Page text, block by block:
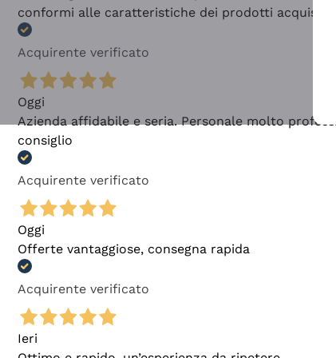
conformi alle caratteristiche dei prodotti acquistati
Acquirente verificato
Oggi
Azienda affidabile e seria. Personale molto
consiglio
Acquirente verificato
Oggi
Offerte vantaggiose, consegna rapida
Acquirente verificato
Ieri